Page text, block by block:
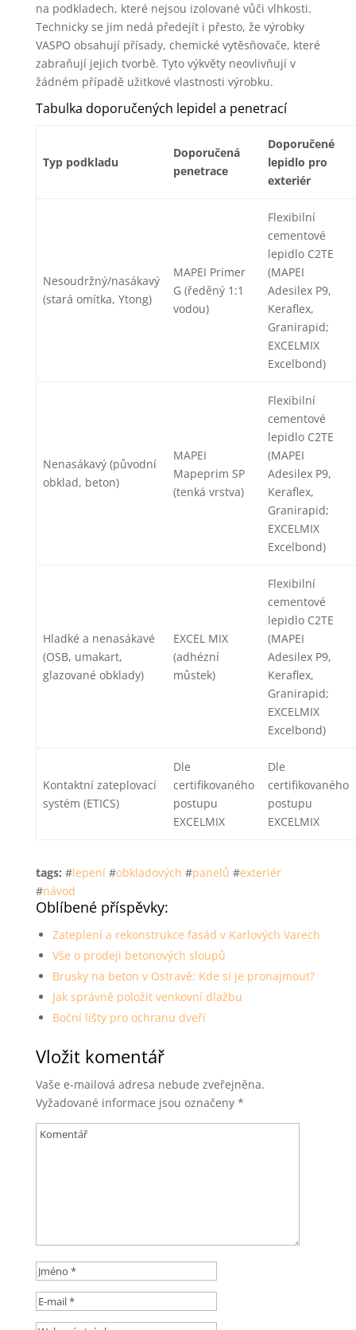
na podkladech, které nejsou izolované vůči vlhkosti.
Technicky se jim nedá předejít i přesto, že výrobky
VASPO obsahují přísady, chemické vytěsňovače, které
zabraňují jejich tvorbě. Tyto výkvěty neovlivňují v
žádném případě užitkové vlastnosti výrobku.
Tabulka doporučených lepidel a penetrací
Typ podkladu
Doporučená
penetrace
Doporučené
lepidlo pro
exteriér
Nesoudržný/nasákavý
(stará omítka, Ytong)
MAPEI Primer
G (ředěný 1:1
vodou)
Flexibilní
cementové
lepidlo C2TE
(MAPEI
Adesilex P9,
Keraflex,
Granirapid;
EXCELMIX
Excelbond)
Nenasákavý (původní
obklad, beton)
MAPEI
Mapeprim SP
(tenká vrstva)
Flexibilní
cementové
lepidlo C2TE
(MAPEI
Adesilex P9,
Keraflex,
Granirapid;
EXCELMIX
Excelbond)
Hladké a nenasákavé
(OSB, umakart,
glazované obklady)
EXCEL MIX
(adhézní
můstek)
Flexibilní
cementové
lepidlo C2TE
(MAPEI
Adesilex P9,
Keraflex,
Granirapid;
EXCELMIX
Excelbond)
Kontaktní zateplovací
systém (ETICS)
Dle
certifikovaného
postupu
EXCELMIX
Dle
certifikovaného
postupu
EXCELMIX
tags: #lepení#obkladových #panelů #exteriér
#návod
Oblíbené příspěvky:
Zateplení a rekonstrukce fasád v Karlových Varech
Vše o prodeji betonových sloupů
Brusky na beton v Ostravě: Kde si je pronajmout?
Jak správně položit venkovní dlažbu
Boční lišty pro ochranu dveří
Vložit komentář
Vaše e-mailová adresa nebude zveřejněna.
Vyžadované informace jsou označeny *